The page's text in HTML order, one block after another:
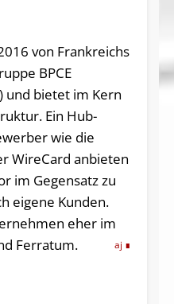
von Frankreichs
BPCE
) und bietet im Kern
Ein Hub-
wie die
WireCard anbieten
im Gegensatz zu
eigene Kunden.
eher im
Ferratum.
aj